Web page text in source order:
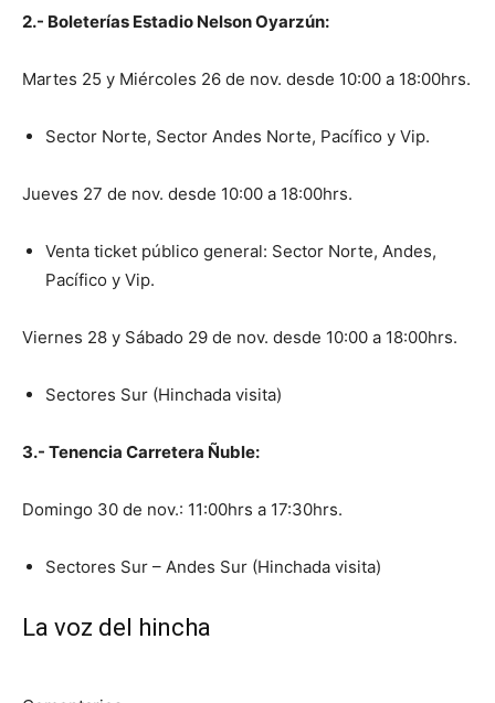
2.- Boleterías Estadio Nelson Oyarzún:
Martes 25 y Miércoles 26 de nov. desde 10:00 a 18:00hrs.
Sector Norte, Sector Andes Norte, Pacífico y Vip.
Jueves 27 de nov. desde 10:00 a 18:00hrs.
Venta ticket público general: Sector Norte, Andes,
Pacífico y Vip.
Viernes 28 y Sábado 29 de nov. desde 10:00 a 18:00hrs.
Sectores Sur (Hinchada visita)
3.- Tenencia Carretera Ñuble:
Domingo 30 de nov.: 11:00hrs a 17:30hrs.
Sectores Sur – Andes Sur (Hinchada visita)
La voz del hincha